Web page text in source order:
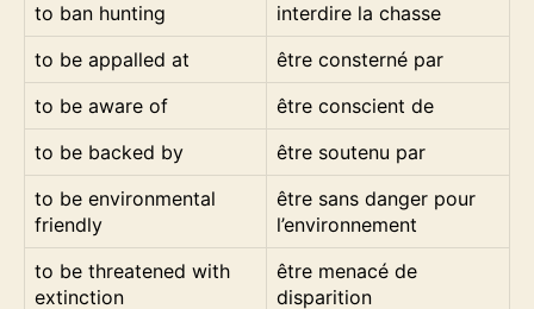
to ban hunting
interdire la chasse
to be appalled at
être consterné par
to be aware of
être conscient de
to be backed by
être soutenu par
to be environmental
friendly
être sans danger pour
l’environnement
to be threatened with
extinction
être menacé de
disparition